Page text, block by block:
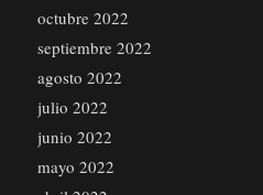
octubre 2022
septiembre 2022
agosto 2022
julio 2022
junio 2022
mayo 2022